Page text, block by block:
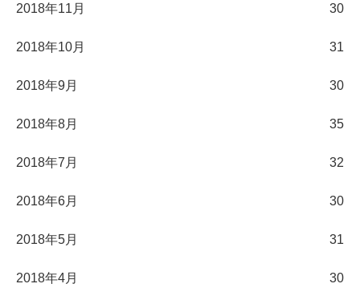
2018年11月 30
2018年10月 31
2018年9月 30
2018年8月 35
2018年7月 32
2018年6月 30
2018年5月 31
2018年4月 30